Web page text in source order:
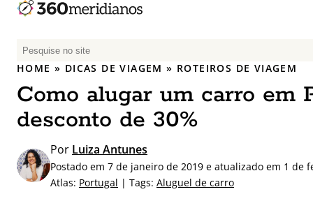
P
e
q
u
i
a
r
HOME » DICAS DE VIAGEM » ROTEIROS DE VIAGEM
Como alugar um carro em
desconto de 30%
Por Luiza Antunes
Postado em 7 de janeiro de 2019 e atualizado em 1 de
Atlas: Portugal | Tags: Aluguel de carro